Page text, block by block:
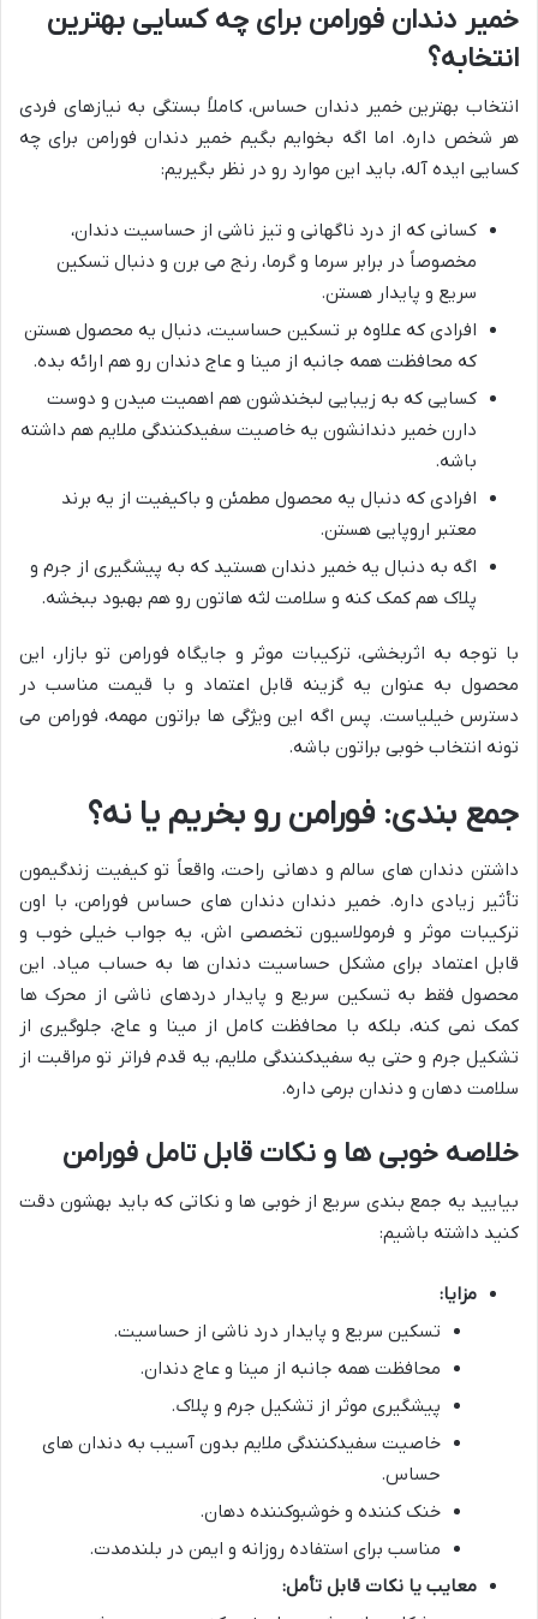
خمیر دندان فورامن برای چه کسایی بهترین
انتخابه؟
انتخاب بهترین خمیر دندان حساس، کاملاً بستگی به نیازهای فردی
هر شخص داره. اما اگه بخوایم بگیم خمیر دندان فورامن برای چه
کسایی ایده آله، باید این موارد رو در نظر بگیریم:
کسانی که از درد ناگهانی و تیز ناشی از حساسیت دندان،
مخصوصاً در برابر سرما و گرما، رنج می برن و دنبال تسکین
سریع و پایدار هستن.
افرادی که علاوه بر تسکین حساسیت، دنبال یه محصول هستن
که محافظت همه جانبه از مینا و عاج دندان رو هم ارائه بده.
کسایی که به زیبایی لبخندشون هم اهمیت میدن و دوست
دارن خمیر دندانشون یه خاصیت سفیدکنندگی ملایم هم داشته
باشه.
افرادی که دنبال یه محصول مطمئن و باکیفیت از یه برند
معتبر اروپایی هستن.
اگه به دنبال یه خمیر دندان هستید که به پیشگیری از جرم و
پلاک هم کمک کنه و سلامت لثه هاتون رو هم بهبود ببخشه.
با توجه به اثربخشی، ترکیبات موثر و جایگاه فورامن تو بازار، این
محصول به عنوان یه گزینه قابل اعتماد و با قیمت مناسب در
دسترس خیلیاست. پس اگه این ویژگی ها براتون مهمه، فورامن می
تونه انتخاب خوبی براتون باشه.
جمع بندی: فورامن رو بخریم یا نه؟
داشتن دندان های سالم و دهانی راحت، واقعاً تو کیفیت زندگیمون
تأثیر زیادی داره. خمیر دندان دندان های حساس فورامن، با اون
ترکیبات موثر و فرمولاسیون تخصصی اش، یه جواب خیلی خوب و
قابل اعتماد برای مشکل حساسیت دندان ها به حساب میاد. این
محصول فقط به تسکین سریع و پایدار دردهای ناشی از محرک ها
کمک نمی کنه، بلکه با محافظت کامل از مینا و عاج، جلوگیری از
تشکیل جرم و حتی یه سفیدکنندگی ملایم، یه قدم فراتر تو مراقبت از
سلامت دهان و دندان برمی داره.
خلاصه خوبی ها و نکات قابل تامل فورامن
بیایید یه جمع بندی سریع از خوبی ها و نکاتی که باید بهشون دقت
کنید داشته باشیم:
مزایا:
تسکین سریع و پایدار درد ناشی از حساسیت.
محافظت همه جانبه از مینا و عاج دندان.
پیشگیری موثر از تشکیل جرم و پلاک.
خاصیت سفیدکنندگی ملایم بدون آسیب به دندان های
حساس.
خنک کننده و خوشبوکننده دهان.
مناسب برای استفاده روزانه و ایمن در بلندمدت.
معایب یا نکات قابل تأمل: